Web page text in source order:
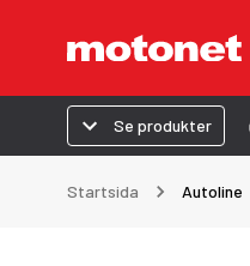
Se produkter
Startsida Autoline